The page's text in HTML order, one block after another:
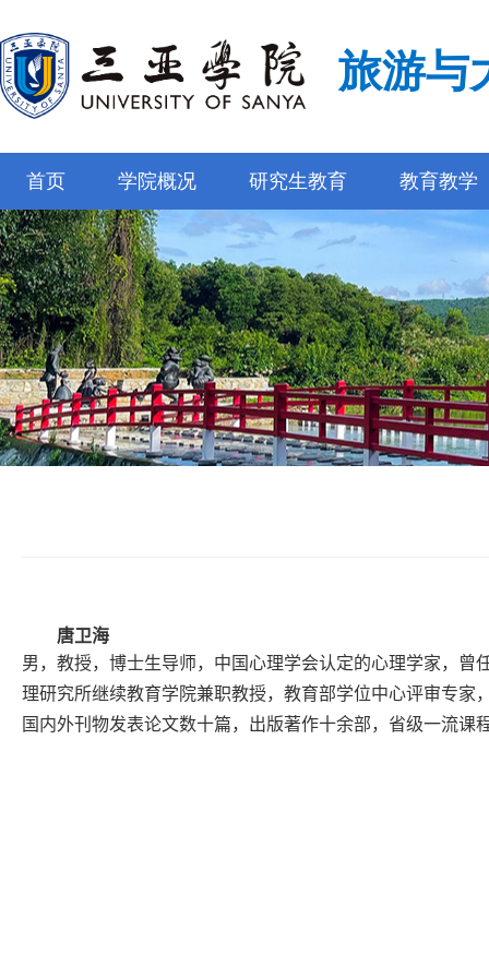
旅游与
首页 学院概况 研究生教育 教育教学
唐卫海
男，教授，博士生导师，中国心理学会认定的心理学家，曾
理研究所继续教育学院兼职教授，教育部学位中心评审专
国内外刊物发表论文数十篇，出版著作十余部，省级一流课